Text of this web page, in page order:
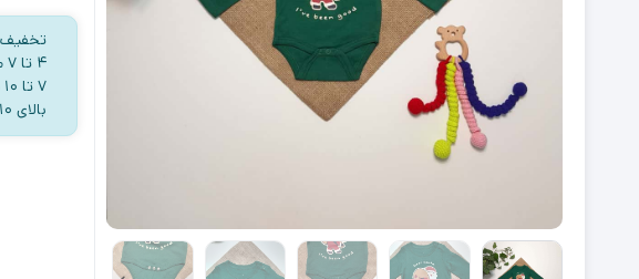
تخفیف
۴ تا ۷ میلیون » ۵ درصد تخفیف
۷ تا ۱۰ میلیون » ۷ درصد تخفیف
بالای ۱۰ میلیون » ۱۰ درصد تخفیف